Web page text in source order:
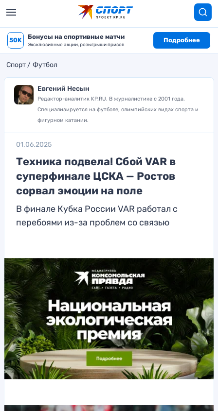
50K Бонусы на спортивные матчи
Эксклюзивные акции, розыгрыши призов
Подробнее
Спорт Футбол
Евгений Несын
Редактор-аналитик KP.RU. В журналистике с 2001 года.
Специализируется на футболе, олимпийских видах спорта и
фигурном катании.
01.06.2025
Техника подвела! Сбой VAR в
суперфинале ЦСКА — Ростов
сорвал эмоции на поле
В финале Кубка России VAR работал с
перебоями из-за проблем со связью